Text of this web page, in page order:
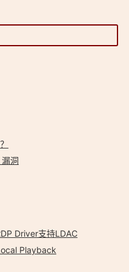
洞
Driver支持LDAC
Playback